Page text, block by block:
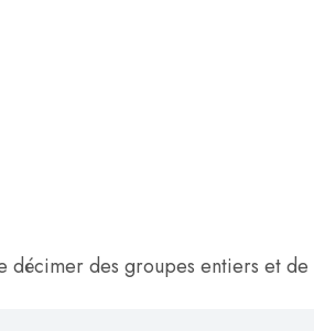
décimer des groupes entiers et